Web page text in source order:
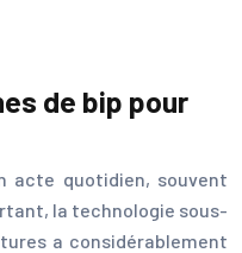
de bip pour
acte quotidien, souvent
la technologie sous-
a considérablement